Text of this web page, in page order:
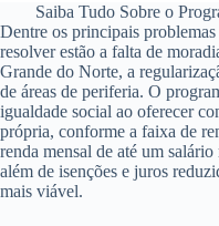
Saiba Tudo Sobre o
Dentre os principais
resolver estão a falta de
Grande do Norte, a
de áreas de periferia. O
igualdade social ao oferecer
própria, conforme a faixa de
renda mensal de até um
além de isenções e juros
mais viável.